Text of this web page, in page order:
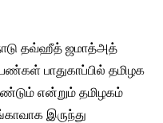
தவ்ஹீத் ஜமாத்அத்
பாதுகாப்பில் தமிழக
என்றும் தமிழகம்
இருந்து